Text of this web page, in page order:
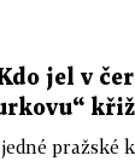
jel v
pražské